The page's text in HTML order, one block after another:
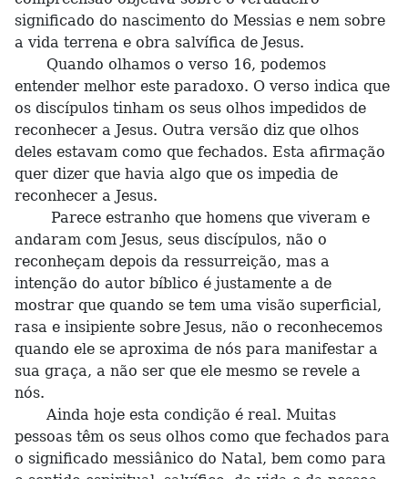
significado do nascimento do Messias e nem sobre
a vida terrena e obra salvífica de Jesus.
Quando olhamos o verso 16, podemos
entender melhor este paradoxo. O verso indica que
os discípulos tinham os seus olhos impedidos de
reconhecer a Jesus. Outra versão diz que olhos
deles estavam como que fechados. Esta afirmação
quer dizer que havia algo que os impedia de
reconhecer a Jesus.
Parece estranho que homens que viveram e
andaram com Jesus, seus discípulos, não o
reconheçam depois da ressurreição, mas a
intenção do autor bíblico é justamente a de
mostrar que quando se tem uma visão superficial,
rasa e insipiente sobre Jesus, não o reconhecemos
quando ele se aproxima de nós para manifestar a
sua graça, a não ser que ele mesmo se revele a
nós.
Ainda hoje esta condição é real. Muitas
pessoas têm os seus olhos como que fechados para
o significado messiânico do Natal, bem como para